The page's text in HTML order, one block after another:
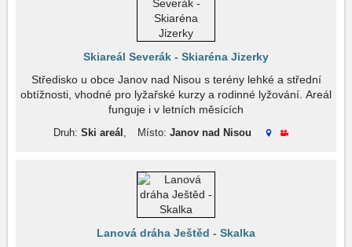
Skiareál Severák - Skiaréna Jizerky
Středisko u obce Janov nad Nisou s terény lehké a střední
obtížnosti, vhodné pro lyžařské kurzy a rodinné lyžování. Areál
funguje i v letních měsících
Druh: Ski areál , Místo: Janov nad Nisou
Lanová dráha Ještěd - Skalka